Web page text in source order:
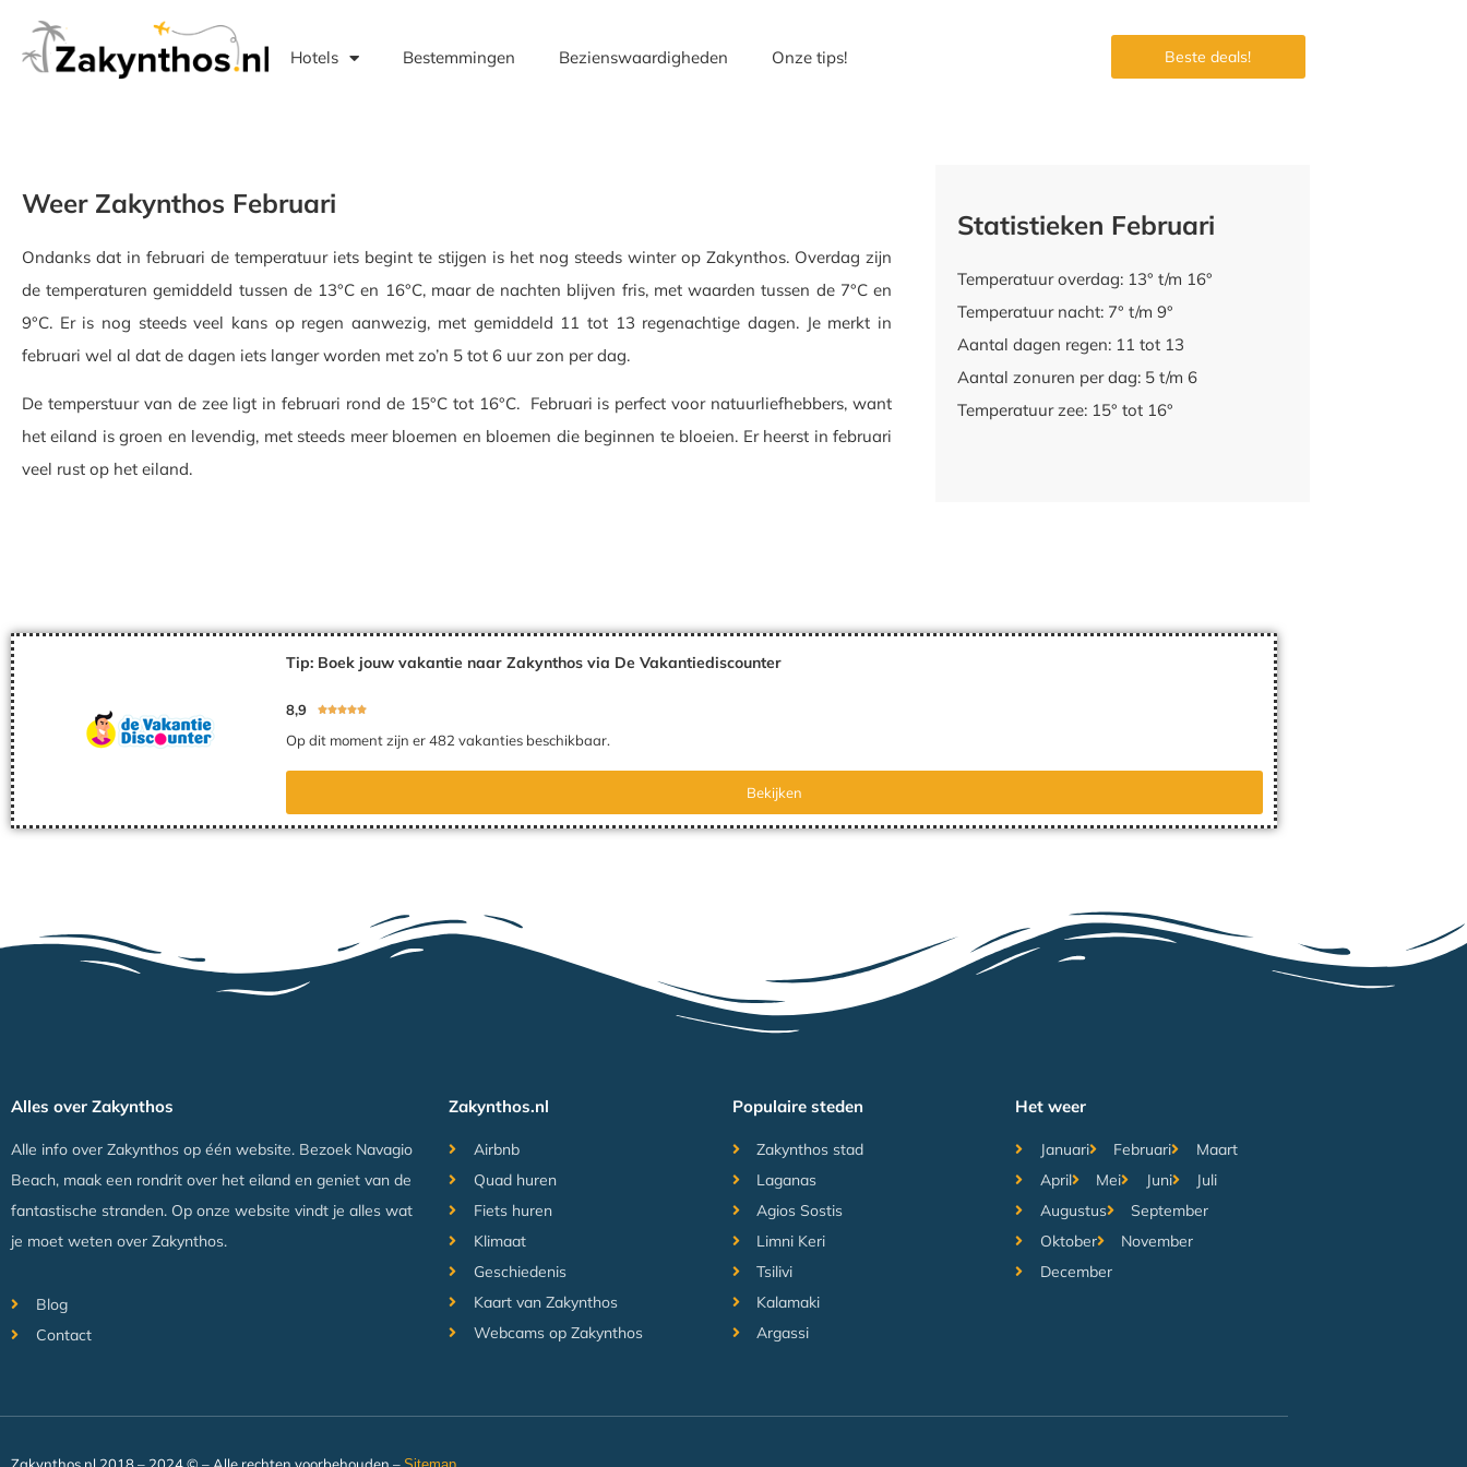
Hotels Bestemmingen Bezienswaardigheden Onze tips! Beste deals!
Weer Zakynthos Februari
Ondanks dat in februari de temperatuur iets begint te stijgen is het nog steeds winter op Zakynthos. Overdag zijn
de temperaturen gemiddeld tussen de 13°C en 16°C, maar de nachten blijven fris, met waarden tussen de 7°C en
9°C. Er is nog steeds veel kans op regen aanwezig, met gemiddeld 11 tot 13 regenachtige dagen. Je merkt in
februari wel al dat de dagen iets langer worden met zo’n 5 tot 6 uur zon per dag.
De temperstuur van de zee ligt in februari rond de 15°C tot 16°C. Februari is perfect voor natuurliefhebbers, want
het eiland is groen en levendig, met steeds meer bloemen en bloemen die beginnen te bloeien. Er heerst in februari
veel rust op het eiland.
Statistieken Februari
Temperatuur overdag: 13° t/m 16°
Temperatuur nacht: 7° t/m 9°
Aantal dagen regen: 11 tot 13
Aantal zonuren per dag: 5 t/m 6
Temperatuur zee: 15° tot 16°
Tip: Boek jouw vakantie naar Zakynthos via De Vakantiediscounter
8,9 
Op dit moment zijn er 482 vakanties beschikbaar.
Bekijken
Alles over Zakynthos
Alle info over Zakynthos op één website. Bezoek Navagio
Beach, maak een rondrit over het eiland en geniet van de
fantastische stranden. Op onze website vindt je alles wat
je moet weten over Zakynthos.
Blog
Contact
Zakynthos.nl
Airbnb
Quad huren
Fiets huren
Klimaat
Geschiedenis
Kaart van Zakynthos
Webcams op Zakynthos
Populaire steden
Zakynthos stad
Laganas
Agios Sostis
Limni Keri
Tsilivi
Kalamaki
Argassi
Het weer
Januari Februari
Maart
April
Mei Juni
Juli
Augustus
September
Oktober
November
December
Zakynthos.nl 2018 – 2024 © – Alle rechten voorbehouden –